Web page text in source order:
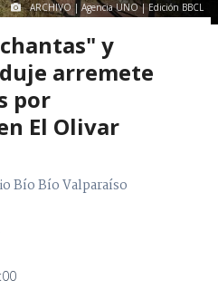
ARCHIVO | Agencia UNO | Edición BBCL
y
arremete
por
El Olivar
Bío Bío Valparaíso